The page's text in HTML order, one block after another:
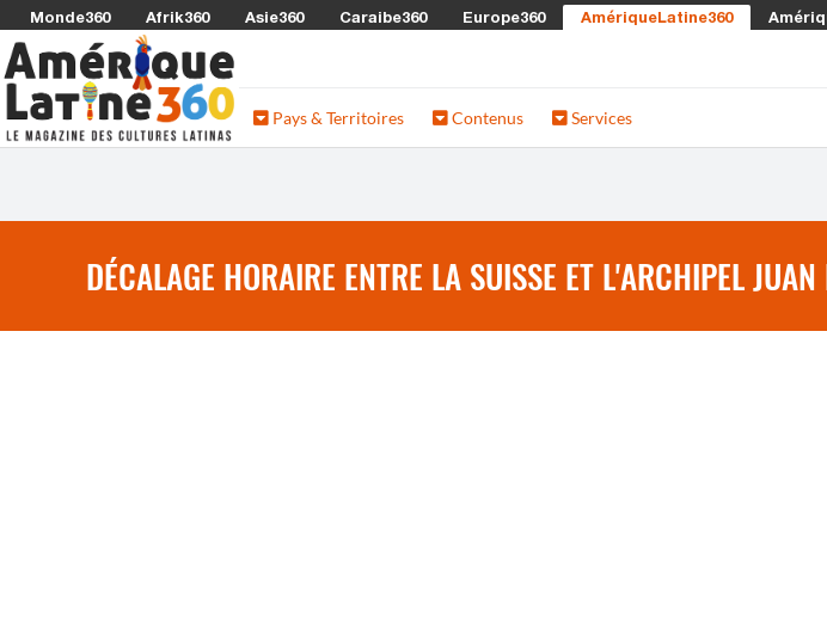
Monde360 Afrik360 Asie360 Caraibe360 Europe360 AmériqueLatine360
Pays & Territoires Contenus Services
DÉCALAGE HORAIRE ENTRE LA SUISSE ET L'ARCHIPEL